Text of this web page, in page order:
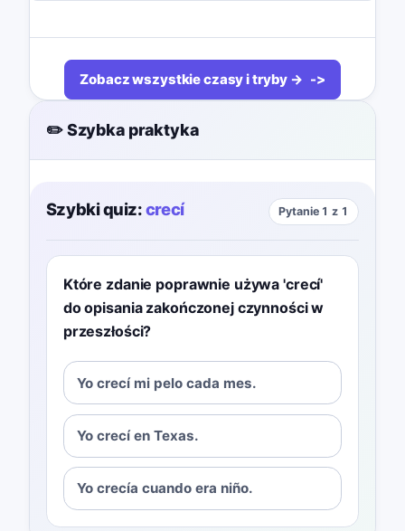
Zobacz wszystkie czasy i tryby →
✏️ Szybka praktyka
Szybki quiz:crecí Pytanie 1 z 1
Które zdanie poprawnie używa 'crecí'
do opisania zakończonej czynności w
przeszłości?
Yo crecí mi pelo cada mes.
Yo crecí en Texas.
Yo crecía cuando era niño.